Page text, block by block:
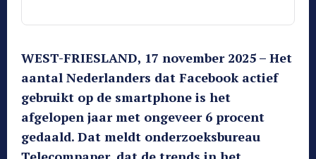
WEST-FRIESLAND, 17 november 2025 – Het
aantal Nederlanders dat Facebook actief
gebruikt op de smartphone is het
afgelopen jaar met ongeveer 6 procent
gedaald. Dat meldt onderzoeksbureau